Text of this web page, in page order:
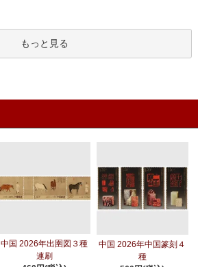
もっと見る
中国 2026年出圉図３種
連刷
中国 2026年中国篆刻４
種